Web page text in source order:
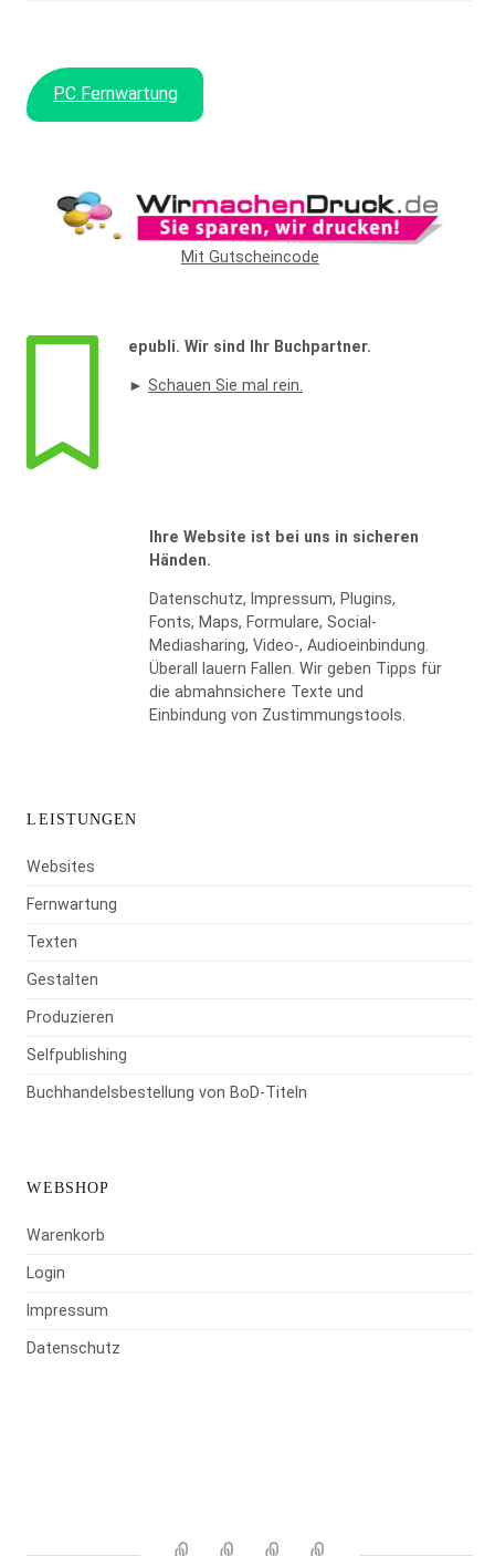
PC Fernwartung
Mit Gutscheincode
epubli. Wir sind Ihr Buchpartner.
►Schauen Sie mal rein.
Ihre Website ist bei uns in sicheren
Händen.
Datenschutz, Impressum, Plugins,
Fonts, Maps, Formulare, Social-
Mediasharing, Video-, Audioeinbindung.
Überall lauern Fallen. Wir geben Tipps für
die abmahnsichere Texte und
Einbindung von Zustimmungstools.
LEISTUNGEN
Websites
Fernwartung
Texten
Gestalten
Produzieren
Selfpublishing
Buchhandelsbestellung von BoD-Titeln
WEBSHOP
Warenkorb
Login
Impressum
Datenschutz
Warenkorb
Login Impressum